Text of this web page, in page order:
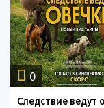
0